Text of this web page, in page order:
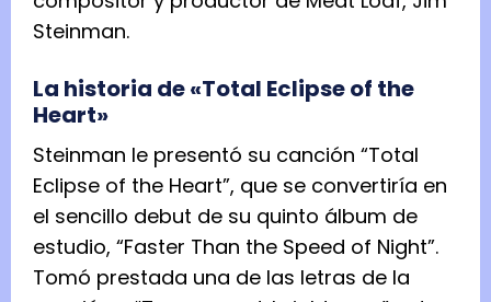
Steinman.
La historia de «Total Eclipse of the
Heart»
Steinman le presentó su canción “Total
Eclipse of the Heart”, que se convertiría en
el sencillo debut de su quinto álbum de
estudio, “Faster Than the Speed of Night”.
Tomó prestada una de las letras de la